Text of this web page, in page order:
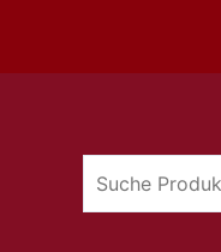
springen Suchen